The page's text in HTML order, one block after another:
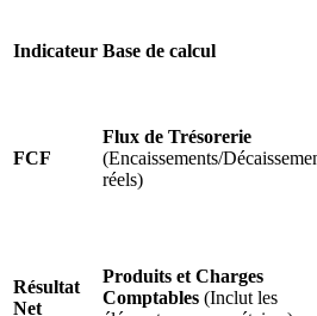
Indicateur Base de calcul
FCF
Flux de Trésorerie
(Encaissements/
réels)
Résultat
Net
Produits et Charges
Comptables (Inclut les